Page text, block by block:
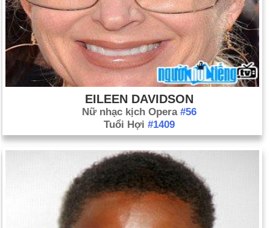
EILEEN DAVIDSON
Nữ nhạc kịch Opera #56
Tuổi Hợi #1409